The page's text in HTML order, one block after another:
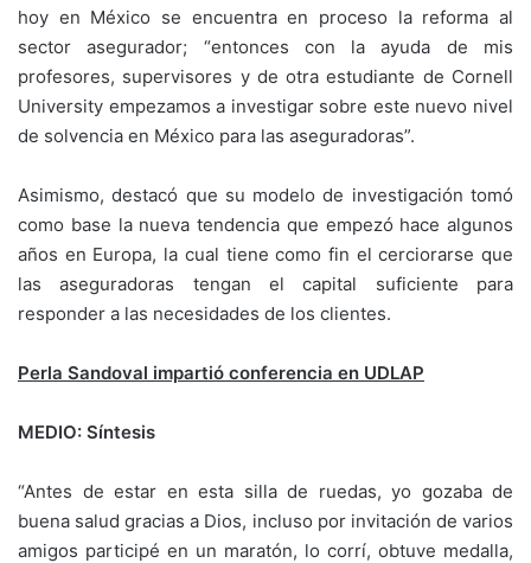
hoy en México se encuentra en proceso la reforma al
sector asegurador; “entonces con la ayuda de mis
profesores, supervisores y de otra estudiante de Cornell
University empezamos a investigar sobre este nuevo nivel
de solvencia en México para las aseguradoras”.
Asimismo, destacó que su modelo de investigación tomó
como base la nueva tendencia que empezó hace algunos
años en Europa, la cual tiene como fin el cerciorarse que
las aseguradoras tengan el capital suficiente para
responder a las necesidades de los clientes.
Perla Sandoval impartió conferencia en UDLAP
MEDIO: Síntesis
“Antes de estar en esta silla de ruedas, yo gozaba de
buena salud gracias a Dios, incluso por invitación de varios
amigos participé en un maratón, lo corrí, obtuve medalla,